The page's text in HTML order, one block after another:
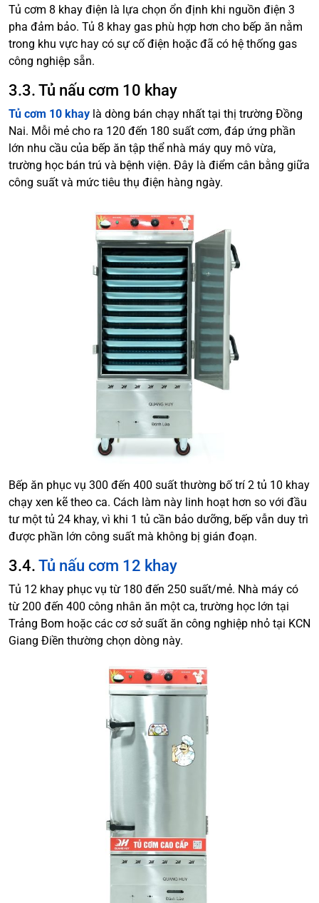
Tủ cơm 8 khay điện là lựa chọn ổn định khi nguồn điện 3
pha đảm bảo. Tủ 8 khay gas phù hợp hơn cho bếp ăn nằm
trong khu vực hay có sự cố điện hoặc đã có hệ thống gas
công nghiệp sẵn.
3.3. Tủ nấu cơm 10 khay
Tủ cơm 10 khay là dòng bán chạy nhất tại thị trường Đồng
Nai. Mỗi mẻ cho ra 120 đến 180 suất cơm, đáp ứng phần
lớn nhu cầu của bếp ăn tập thể nhà máy quy mô vừa,
trường học bán trú và bệnh viện. Đây là điểm cân bằng giữa
công suất và mức tiêu thụ điện hàng ngày.
Bếp ăn phục vụ 300 đến 400 suất thường bố trí 2 tủ 10 khay
chạy xen kẽ theo ca. Cách làm này linh hoạt hơn so với đầu
tư một tủ 24 khay, vì khi 1 tủ cần bảo dưỡng, bếp vẫn duy trì
được phần lớn công suất mà không bị gián đoạn.
3.4. Tủ nấu cơm 12 khay
Tủ 12 khay phục vụ từ 180 đến 250 suất/mẻ. Nhà máy có
từ 200 đến 400 công nhân ăn một ca, trường học lớn tại
Trảng Bom hoặc các cơ sở suất ăn công nghiệp nhỏ tại KCN
Giang Điền thường chọn dòng này.